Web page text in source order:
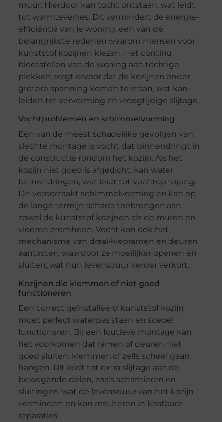
muur. Hierdoor kan tocht ontstaan, wat leidt
tot warmteverlies. Dit vermindert de energie-
efficiëntie van je woning, een van de
belangrijkste redenen waarom mensen voor
kunststof kozijnen kiezen. Het continu
blootstellen van de woning aan tochtige
plekken zorgt ervoor dat de kozijnen onder
grotere spanning komen te staan, wat kan
leiden tot vervorming en vroegtijdige slijtage.
Vochtproblemen en schimmelvorming
Een van de meest schadelijke gevolgen van
slechte montage is vocht dat binnendringt in
de constructie rondom het kozijn. Als het
kozijn niet goed is afgedicht, kan water
binnendringen, wat leidt tot vochtophoping.
Dit veroorzaakt schimmelvorming en kan op
de lange termijn schade toebrengen aan
zowel de kunststof kozijnen als de muren en
vloeren eromheen. Vocht kan ook het
mechanisme van draai-kiepramen en deuren
aantasten, waardoor ze moeilijker openen en
sluiten, wat hun levensduur verder verkort.
Kozijnen die klemmen of niet goed
functioneren
Een correct geïnstalleerd kunststof kozijn
moet perfect waterpas staan en soepel
functioneren. Bij een foutieve montage kan
het voorkomen dat ramen of deuren niet
goed sluiten, klemmen of zelfs scheef gaan
hangen. Dit leidt tot extra slijtage aan de
bewegende delen, zoals scharnieren en
sluitingen, wat de levensduur van het kozijn
vermindert en kan resulteren in kostbare
reparaties.